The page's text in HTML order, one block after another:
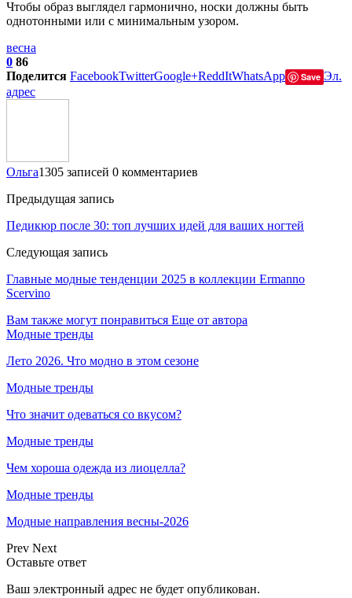
Чтобы образ выглядел гармонично, носки должны быть
однотонными или с минимальным узором.
весна
0 86
Поделится FacebookTwitterGoogle+ReddItWhatsApp Save Эл.
адрес
Ольга1305 записей 0 комментариев
Предыдущая запись
Педикюр после 30: топ лучших идей для ваших ногтей
Следующая запись
Главные модные тенденции 2025 в коллекции Ermanno
Scervino
Вам также могут понравиться Еще от автора
Модные тренды
Лето 2026. Что модно в этом сезоне
Модные тренды
Что значит одеваться со вкусом?
Модные тренды
Чем хороша одежда из лиоцелла?
Модные тренды
Модные направления весны-2026
Prev Next
Оставьте ответ
Ваш электронный адрес не будет опубликован.